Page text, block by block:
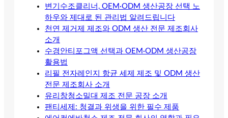
변기수조클리너, OEM·ODM 생산공장 선택 노
하우와 제대로 된 관리법 알려드립니다
천연 제거제 제조와 ODM 생산 전문 제조회사
소개
수경안티포그액 선택과 OEM·ODM 생산공장
활용법
리필 전자레인지 항균 세제 제조 및 ODM 생산
전문 제조회사 소개
유리창청소밀대 제조 전문 공장 소개
팬티세제: 청결과 위생을 위한 필수 제품